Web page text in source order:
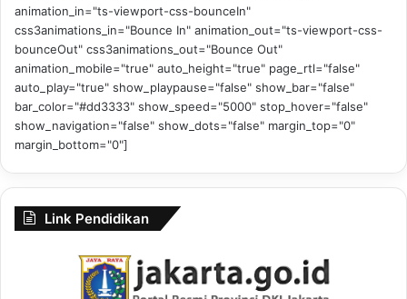
animation_in="ts-viewport-css-bounceIn"
css3animations_in="Bounce In" animation_out="ts-viewport-css-
bounceOut" css3animations_out="Bounce Out"
animation_mobile="true" auto_height="true" page_rtl="false"
auto_play="true" show_playpause="false" show_bar="false"
bar_color="#dd3333" show_speed="5000" stop_hover="false"
show_navigation="false" show_dots="false" margin_top="0"
margin_bottom="0"]
Link Pendidikan